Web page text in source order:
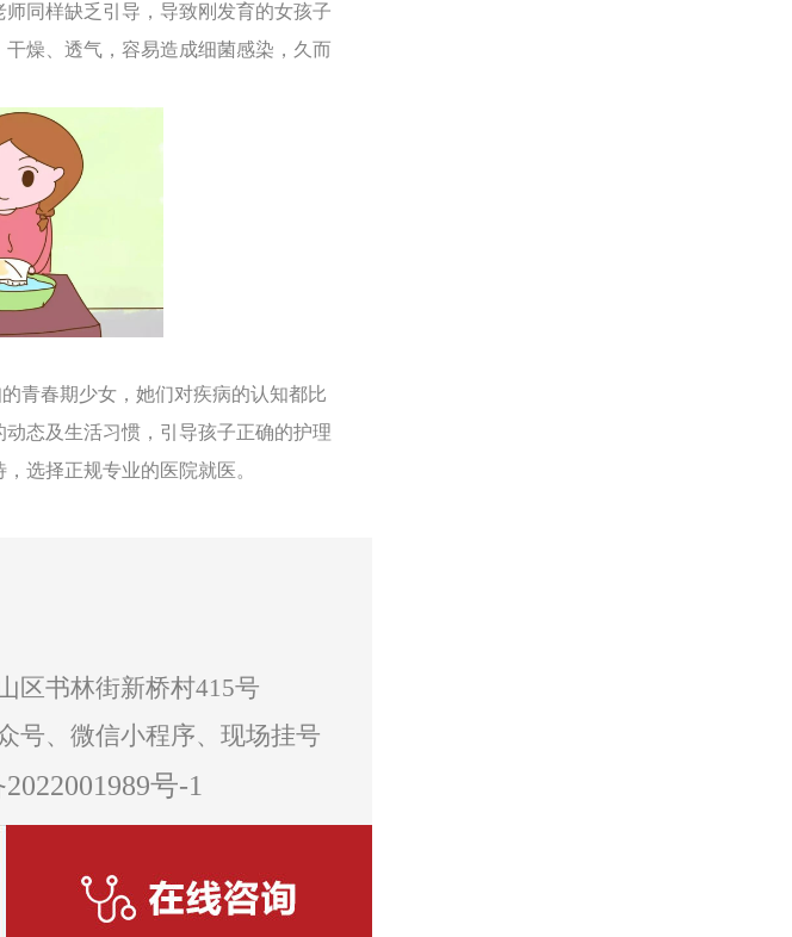
同样缺乏引导，导致刚发育的女孩子
燥、透气，容易造成细菌感染，久而
春期少女，她们对疾病的认知都比
态及生活习惯，引导孩子正确的护理
选择正规专业的医院就医。
区书林街新桥村415号
号、微信小程序、现场挂号
号-1